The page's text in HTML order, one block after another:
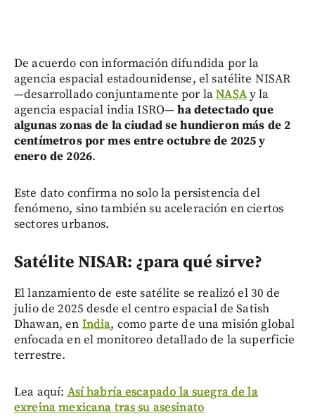
De acuerdo con información difundida por la
agencia espacial estadounidense, el satélite NISAR
—desarrollado conjuntamente por laNASAy la
agencia espacial india ISRO—ha detectado que
algunas zonas de la ciudad se hundieron más de 2
centímetros por mes entre octubre de 2025 y
enero de 2026.
Este dato confirma no solo la persistencia del
fenómeno, sino también su aceleración en ciertos
sectores urbanos.
Satélite NISAR: ¿para qué sirve?
El lanzamiento de este satélite se realizó el 30 de
julio de 2025 desde el centro espacial de Satish
Dhawan, en India, como parte de una misión global
enfocada en el monitoreo detallado de la superficie
terrestre.
Lea aquí: Así habría escapado la suegra de la
exreina mexicana tras su asesinato